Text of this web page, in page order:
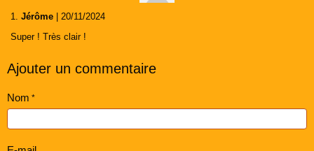
1. Jérôme
| 20/11/2024
Super ! Très clair !
Ajouter un commentaire
Nom